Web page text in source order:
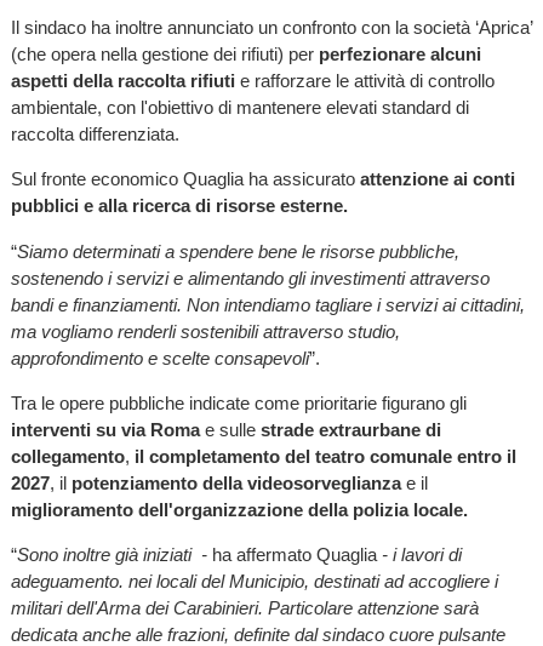
Il sindaco ha inoltre annunciato un confronto con la società ‘Aprica’
(che opera nella gestione dei rifiuti) per perfezionare alcuni
aspetti della raccolta rifiuti e rafforzare le attività di controllo
ambientale, con l'obiettivo di mantenere elevati standard di
raccolta differenziata.
Sul fronte economico Quaglia ha assicurato attenzione ai conti
pubblici e alla ricerca di risorse esterne.
“Siamo determinati a spendere bene le risorse pubbliche,
sostenendo i servizi e alimentando gli investimenti attraverso
bandi e finanziamenti. Non intendiamo tagliare i servizi ai cittadini,
ma vogliamo renderli sostenibili attraverso studio,
approfondimento e scelte consapevoli”.
Tra le opere pubbliche indicate come prioritarie figurano gli
interventi su via Romae sulle strade extraurbane di
collegamento, il completamento del teatro comunale entro il
2027, il potenziamento della videosorveglianzae il
miglioramento dell'organizzazione della polizia locale.
“Sono inoltre già iniziati - ha affermato Quaglia- i lavori di
adeguamento. nei locali del Municipio, destinati ad accogliere i
militari dell'Arma dei Carabinieri. Particolare attenzione sarà
dedicata anche alle frazioni, definite dal sindaco cuore pulsante